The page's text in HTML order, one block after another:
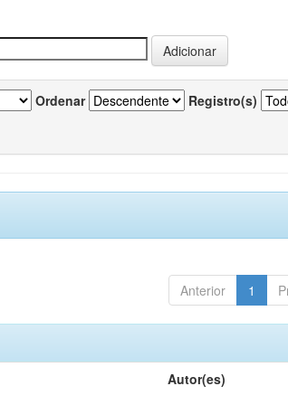
Ordenar Registro(s)
Anterior 1
Autor(es)